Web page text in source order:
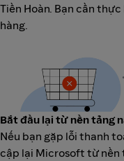
Tiền Hoàn. Bạn cần
hàng.
Bắt đầu lại từ nền tảng
Nếu bạn gặp lỗi thanh
cập lại Microsoft từ nền